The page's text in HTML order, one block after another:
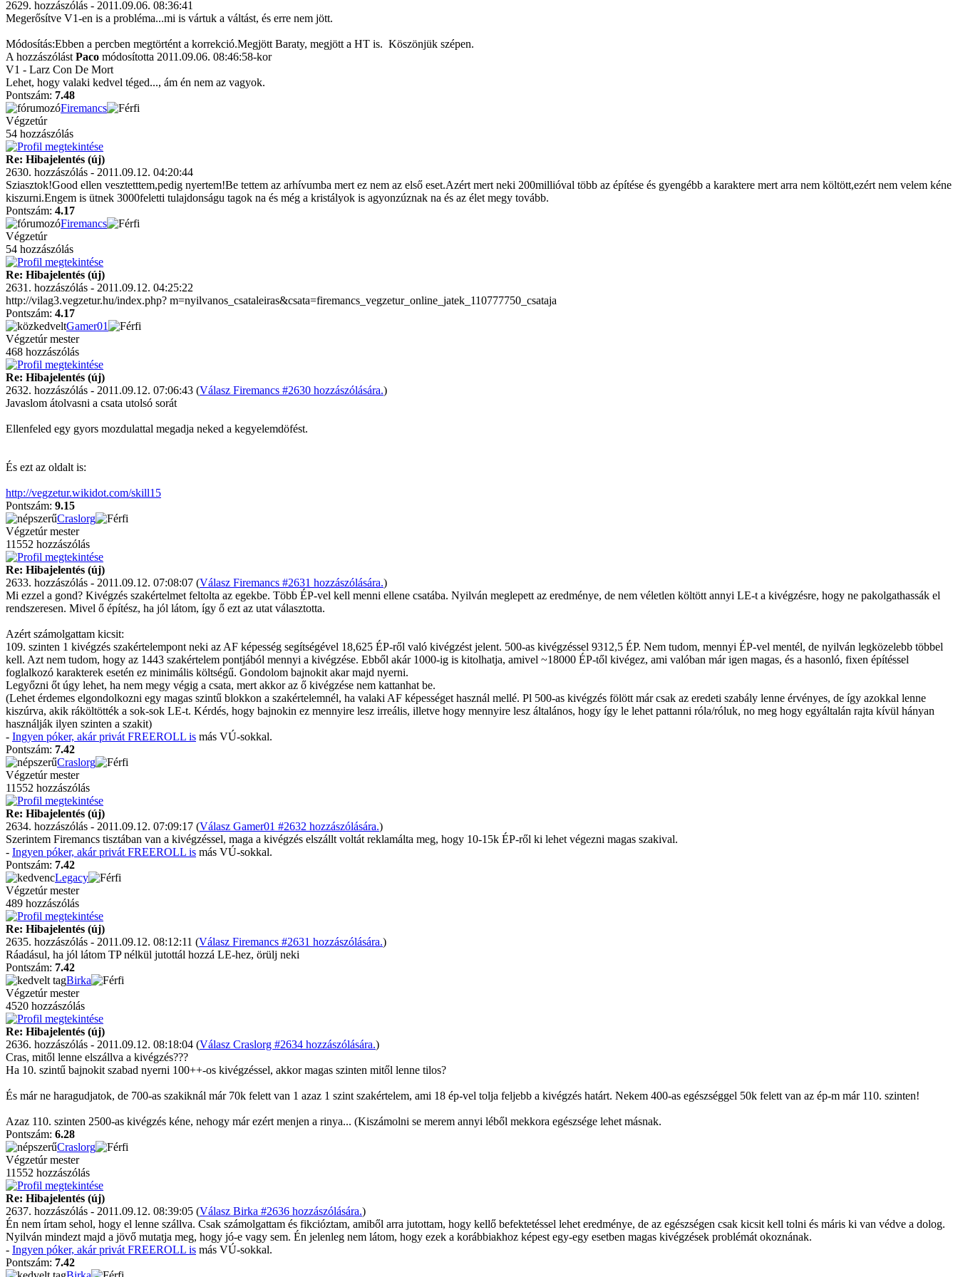
2629. hozzászólás - 2011.09.06. 08:36:41
Megerősítve V1-en is a probléma...mi is vártuk a váltást, és erre nem jött.
Módosítás:Ebben a percben megtörtént a korrekció.Megjött Baraty, megjött a HT is. Köszönjük szépen.
A hozzászólást Paco módosította 2011.09.06. 08:46:58-kor
V1 - Larz Con De Mort
Lehet, hogy valaki kedvel téged..., ám én nem az vagyok.
Pontszám: 7.48
Firemancs
Végzetúr
54 hozzászólás
Re: Hibajelentés (új)
2630. hozzászólás - 2011.09.12. 04:20:44
Sziasztok!Good ellen vesztetttem,pedig nyertem!Be tettem az arhívumba mert ez nem az első eset.Azért mert neki 200millióval több az építése és gyengébb a karaktere mert arra nem költött,ezért nem velem kéne
kiszurni.Engem is ütnek 3000feletti tulajdonságu tagok na és még a kristályok is agyonzúznak na és az élet megy tovább.
Pontszám: 4.17
Firemancs
Végzetúr
54 hozzászólás
Re: Hibajelentés (új)
2631. hozzászólás - 2011.09.12. 04:25:22
http://vilag3.vegzetur.hu/index.php? m=nyilvanos_csataleiras&csata=firemancs_vegzetur_online_jatek_110777750_csataja
Pontszám: 4.17
Gamer01
Végzetúr mester
468 hozzászólás
Re: Hibajelentés (új)
2632. hozzászólás - 2011.09.12. 07:06:43 (Válasz Firemancs #2630 hozzászólására.)
Javaslom átolvasni a csata utolsó sorát
Ellenfeled egy gyors mozdulattal megadja neked a kegyelemdöfést.
És ezt az oldalt is:
http://vegzetur.wikidot.com/skill15
Pontszám: 9.15
Craslorg
Végzetúr mester
11552 hozzászólás
Re: Hibajelentés (új)
2633. hozzászólás - 2011.09.12. 07:08:07 (Válasz Firemancs #2631 hozzászólására.)
Mi ezzel a gond? Kivégzés szakértelmet feltolta az egekbe. Több ÉP-vel kell menni ellene csatába. Nyilván meglepett az eredménye, de nem véletlen költött annyi LE-t a kivégzésre, hogy ne pakolgathassák el
rendszeresen. Mivel ő építész, ha jól látom, így ő ezt az utat választotta.
Azért számolgattam kicsit:
109. szinten 1 kivégzés szakértelempont neki az AF képesség segítségével 18,625 ÉP-ről való kivégzést jelent. 500-as kivégzéssel 9312,5 ÉP. Nem tudom, mennyi ÉP-vel mentél, de nyilván legközelebb többel
kell. Azt nem tudom, hogy az 1443 szakértelem pontjából mennyi a kivégzése. Ebből akár 1000-ig is kitolhatja, amivel ~18000 ÉP-től kivégez, ami valóban már igen magas, és a hasonló, fixen építéssel
foglalkozó karakterek esetén ez minimális költségű. Gondolom bajnokit akar majd nyerni.
Legyőzni őt úgy lehet, ha nem megy végig a csata, mert akkor az ő kivégzése nem kattanhat be.
(Lehet érdemes elgondolkozni egy magas szintű blokkon a szakértelemnél, ha valaki AF képességet használ mellé. Pl 500-as kivégzés fölött már csak az eredeti szabály lenne érvényes, de így azokkal lenne
kiszúrva, akik ráköltötték a sok-sok LE-t. Kérdés, hogy bajnokin ez mennyire lesz irreális, illetve hogy mennyire lesz általános, hogy így le lehet pattanni róla/róluk, no meg hogy egyáltalán rajta kívül hányan
használják ilyen szinten a szakit)
- Ingyen póker, akár privát FREEROLL is más VÚ-sokkal.
Pontszám: 7.42
Craslorg
Végzetúr mester
11552 hozzászólás
Re: Hibajelentés (új)
2634. hozzászólás - 2011.09.12. 07:09:17 (Válasz Gamer01 #2632 hozzászólására.)
Szerintem Firemancs tisztában van a kivégzéssel, maga a kivégzés elszállt voltát reklamálta meg, hogy 10-15k ÉP-ről ki lehet végezni magas szakival.
- Ingyen póker, akár privát FREEROLL is más VÚ-sokkal.
Pontszám: 7.42
Legacy
Végzetúr mester
489 hozzászólás
Re: Hibajelentés (új)
2635. hozzászólás - 2011.09.12. 08:12:11 (Válasz Firemancs #2631 hozzászólására.)
Ráadásul, ha jól látom TP nélkül jutottál hozzá LE-hez, örülj neki
Pontszám: 7.42
Birka
Végzetúr mester
4520 hozzászólás
Re: Hibajelentés (új)
2636. hozzászólás - 2011.09.12. 08:18:04 (Válasz Craslorg #2634 hozzászólására.)
Cras, mitől lenne elszállva a kivégzés???
Ha 10. szintű bajnokit szabad nyerni 100++-os kivégzéssel, akkor magas szinten mitől lenne tilos?
És már ne haragudjatok, de 700-as szakiknál már 70k felett van 1 azaz 1 szint szakértelem, ami 18 ép-vel tolja feljebb a kivégzés határt. Nekem 400-as egészséggel 50k felett van az ép-m már 110. szinten!
Azaz 110. szinten 2500-as kivégzés kéne, nehogy már ezért menjen a rinya... (Kiszámolni se merem annyi léből mekkora egészsége lehet másnak.
Pontszám: 6.28
Craslorg
Végzetúr mester
11552 hozzászólás
Re: Hibajelentés (új)
2637. hozzászólás - 2011.09.12. 08:39:05 (Válasz Birka #2636 hozzászólására.)
Én nem írtam sehol, hogy el lenne szállva. Csak számolgattam és fikcióztam, amiből arra jutottam, hogy kellő befektetéssel lehet eredménye, de az egészségen csak kicsit kell tolni és máris ki van védve a dolog.
Nyilván mindezt majd a jövő mutatja meg, hogy jó-e vagy sem. Én jelenleg nem látom, hogy ezek a korábbiakhoz képest egy-egy esetben magas kivégzések problémát okoznának.
- Ingyen póker, akár privát FREEROLL is más VÚ-sokkal.
Pontszám: 7.42